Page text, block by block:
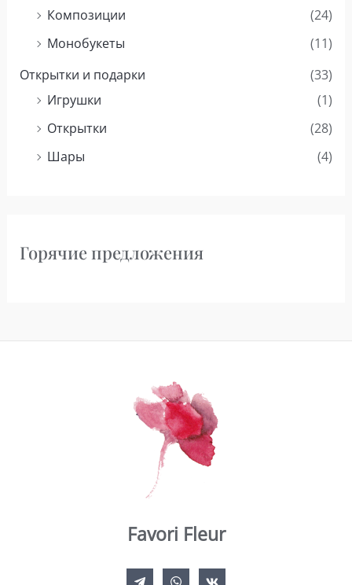
Композиции
(24)
Монобукеты
(11)
Открытки и подарки
(33)
Игрушки
(1)
Открытки
(28)
Шары
(4)
Горячие предложения
Favori Fleur